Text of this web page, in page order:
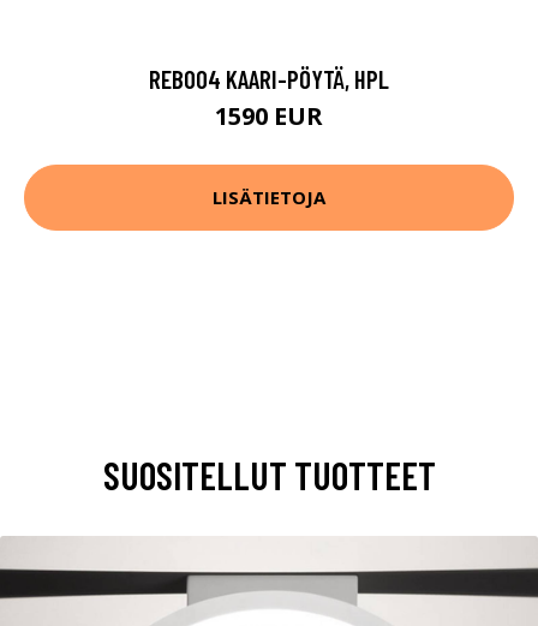
REB004 KAARI-PÖYTÄ, HPL
1590 EUR
LISÄTIETOJA
SUOSITELLUT TUOTTEET